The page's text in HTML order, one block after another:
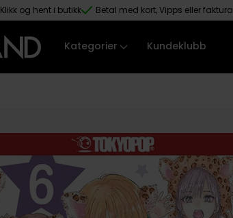
Klikk og hent i butikk Betal med kort, Vipps eller faktura
Kategorier Kundeklubb